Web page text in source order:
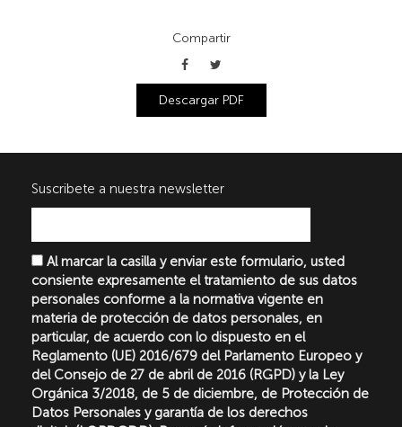
Compartir
Descargar PDF
Suscribete a nuestra newsletter
Al marcar la casilla y enviar este formulario, usted
consiente expresamente el tratamiento de sus datos
personales conforme a la normativa vigente en
materia de protección de datos personales, en
particular, de acuerdo con lo dispuesto en el
Reglamento (UE) 2016/679 del Parlamento Europeo y
del Consejo de 27 de abril de 2016 (RGPD) y la Ley
Orgánica 3/2018, de 5 de diciembre, de Protección de
Datos Personales y garantía de los derechos